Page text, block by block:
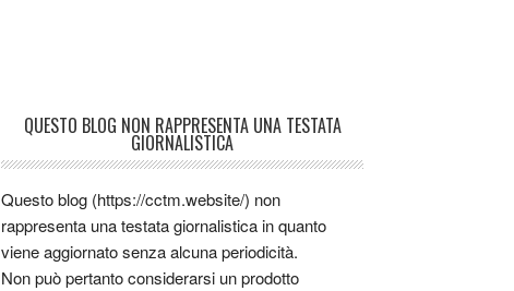
QUESTO BLOG NON RAPPRESENTA UNA TESTATA
GIORNALISTICA
Questo blog (https://cctm.website/) non
rappresenta una testata giornalistica in quanto
viene aggiornato senza alcuna periodicità.
Non può pertanto considerarsi un prodotto